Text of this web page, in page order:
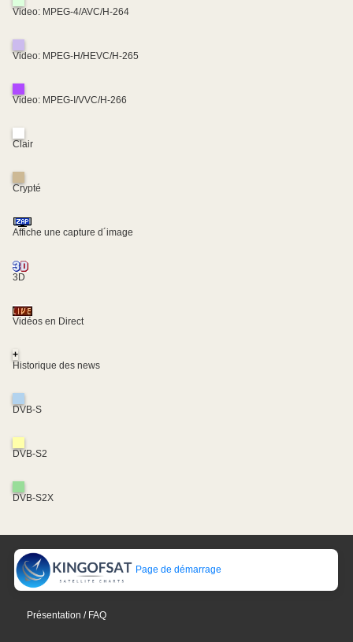
Video: MPEG-4/AVC/H-264
Video: MPEG-H/HEVC/H-265
Video: MPEG-I/VVC/H-266
Clair
Crypté
Affiche une capture d´image
3D
Vidéos en Direct
+
Historique des news
DVB-S
DVB-S2
DVB-S2X
Page de démarrage
Présentation / FAQ